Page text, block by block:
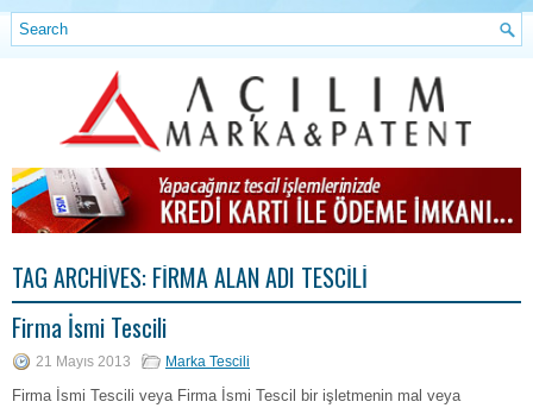
TAG ARCHIVES: FIRMA ALAN ADI TESCILI
Firma İsmi Tescili
21 Mayıs 2013 Marka Tescili
Firma İsmi Tescili veya Firma İsmi Tescil bir işletmenin mal veya